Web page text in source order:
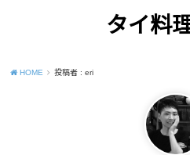
タイ料
HOME 投稿者 : eri